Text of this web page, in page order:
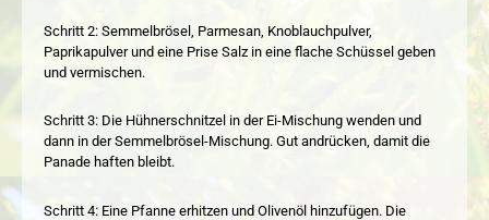
Schritt 2: Semmelbrösel, Parmesan, Knoblauchpulver,
Paprikapulver und eine Prise Salz in eine flache Schüssel geben
und vermischen.
Schritt 3: Die Hühnerschnitzel in der Ei-Mischung wenden und
dann in der Semmelbrösel-Mischung. Gut andrücken, damit die
Panade haften bleibt.
Schritt 4: Eine Pfanne erhitzen und Olivenöl hinzufügen. Die